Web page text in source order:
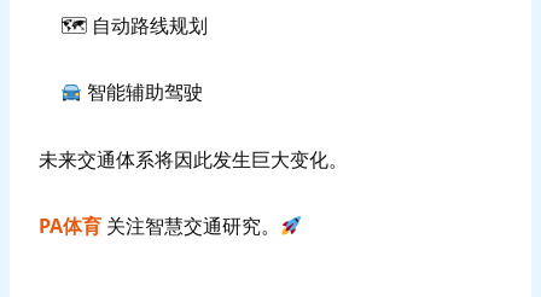
🗺 自动路线规划
智能辅助驾驶
未来交通体系将因此发生巨大变化。
PA体育关注智慧交通研究。